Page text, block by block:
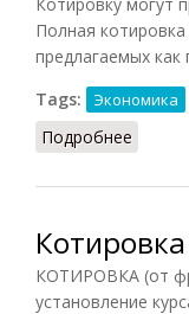
Полная
предлагаемых как
Tags:
Экономика
Подробнее
Котировка
КОТИРОВКА (от
установление